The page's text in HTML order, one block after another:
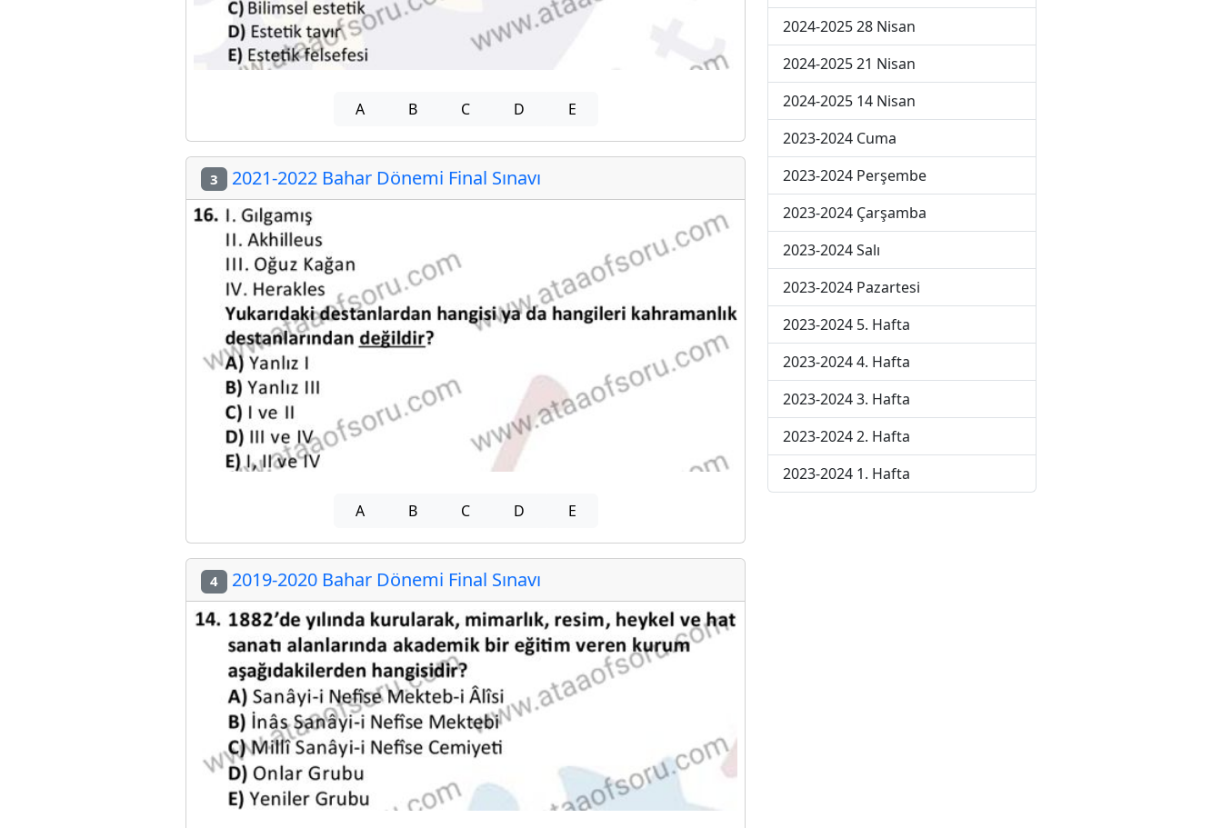
A B C D E
3 2021-2022 Bahar Dönemi Final Sınavı
A B C D E
4 2019-2020 Bahar Dönemi Final Sınavı
2024-2025 28 Nisan
2024-2025 21 Nisan
2024-2025 14 Nisan
2023-2024 Cuma
2023-2024 Perşembe
2023-2024 Çarşamba
2023-2024 Salı
2023-2024 Pazartesi
2023-2024 5. Hafta
2023-2024 4. Hafta
2023-2024 3. Hafta
2023-2024 2. Hafta
2023-2024 1. Hafta